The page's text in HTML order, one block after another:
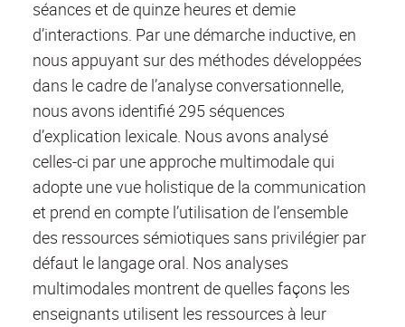
séances et de quinze heures et demie
d’interactions. Par une démarche inductive, en
nous appuyant sur des méthodes développées
dans le cadre de l’analyse conversationnelle,
nous avons identifié 295 séquences
d’explication lexicale. Nous avons analysé
celles-ci par une approche multimodale qui
adopte une vue holistique de la communication
et prend en compte l’utilisation de l’ensemble
des ressources sémiotiques sans privilégier par
défaut le langage oral. Nos analyses
multimodales montrent de quelles façons les
enseignants utilisent les ressources à leur